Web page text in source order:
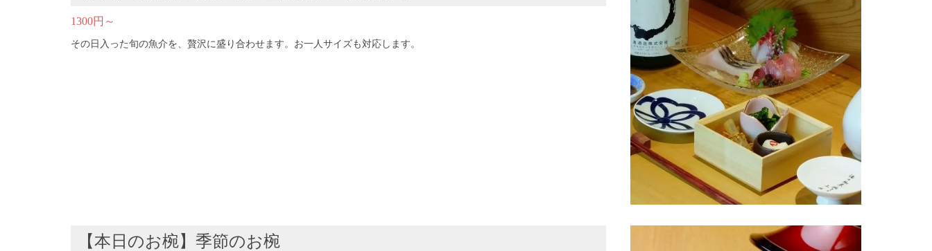
1300円～
その日入った旬の魚介を、贅沢に盛り合わせます。お一人サイズも対応します。
【本日のお椀】季節のお椀